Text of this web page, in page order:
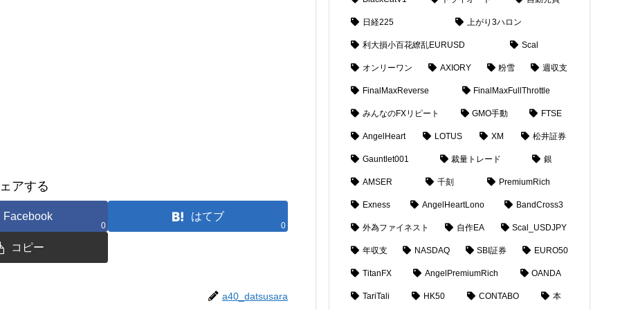
アする
Facebook
0
はてブ
0
コピー
a40_datsusara
日経225 上がり3ハロン
利大損小百花繚乱EURUSD Scal
オンリーワン AXIORY 粉雪 週収支
FinalMaxReverse FinalMaxFullThrottle
みんなのFXリピート GMO手動 FTSE
AngelHeart LOTUS XM 松井証券
Gauntlet001 裁量トレード 銀
AMSER 千刻 PremiumRich
Exness AngelHeartLono BandCross3
外為ファイネスト 自作EA Scal_USDJPY
年収支 NASDAQ SBI証券 EURO50
TitanFX AngelPremiumRich OANDA
TariTali HK50 CONTABO 本